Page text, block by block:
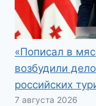
«Пописал в
возбудили
российских
7 августа 2026